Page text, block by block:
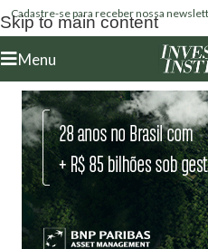
Skip to main content
Cadastre-se para receber nossa
Menu